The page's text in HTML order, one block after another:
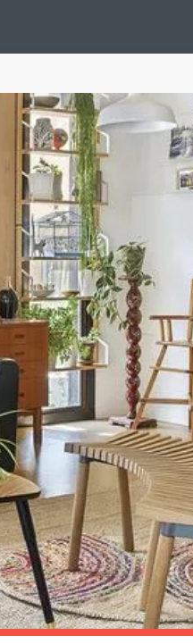
Idées Déco En 10 Photos
Selon Votre Signe Astrologique
Maison Et Appartement Vintage